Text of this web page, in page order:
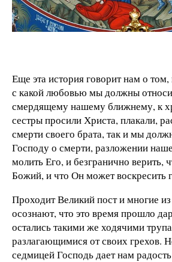
Еще эта история говорит нам о
с какой любовью мы должны
смердящему нашему ближнему, к
сестры просили Христа, плакали,
смерти своего брата, так и мы
Господу о смерти, разложении
молить Его, и безгранично
Божий, и что Он может воскресить
Проходит Великий пост и многие
осознают, что это время прошло
остались такими же ходячими
разлагающимися от своих грехов.
седмицей Господь дает нам